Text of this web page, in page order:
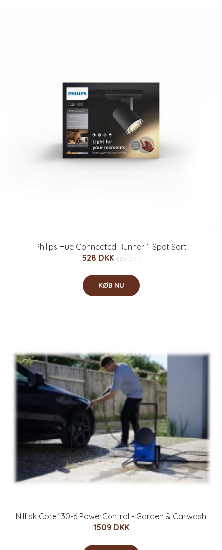
Philips Hue Connected Runner 1-Spot Sort
528 DKK 639 DKK
KØB NU
Nilfisk Core 130-6 PowerControl - Garden & Carwash
1509 DKK